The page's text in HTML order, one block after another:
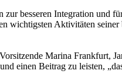
besseren Integration und
wichtigsten Aktivitäten
Marina Frankfurt,
einen Beitrag zu leisten,